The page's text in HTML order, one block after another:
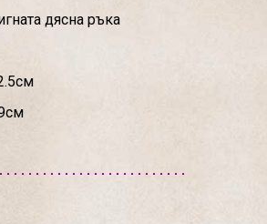
дясна ръка